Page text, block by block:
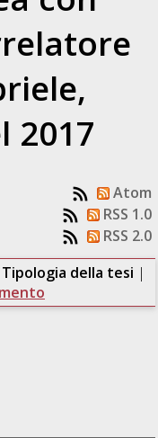
,
2017
Atom
RSS 1.0
RSS 2.0
Tipologia della tesi |